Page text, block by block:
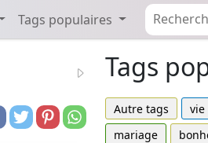
Tags populaires
Tags
Autre tags vie
mariage